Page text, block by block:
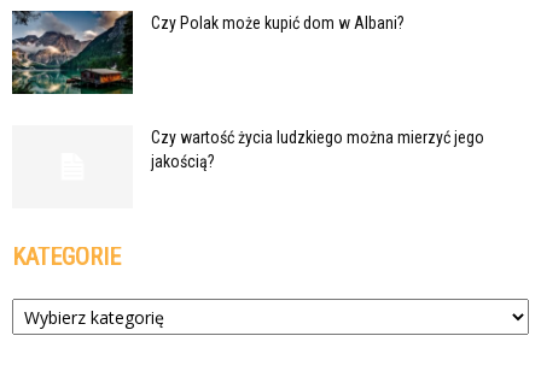
Czy Polak może kupić dom w Albani?
Czy wartość życia ludzkiego można mierzyć jego
jakością?
KATEGORIE
Kategorie